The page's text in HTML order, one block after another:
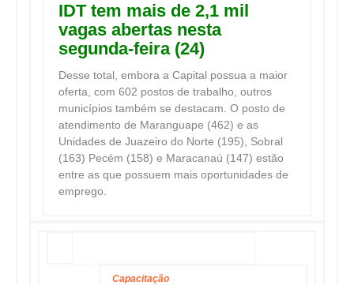
IDT tem mais de 2,1 mil
vagas abertas nesta
segunda-feira (24)
Desse total, embora a Capital possua a maior
oferta, com 602 postos de trabalho, outros
municípios também se destacam. O posto de
atendimento de Maranguape (462) e as
Unidades de Juazeiro do Norte (195), Sobral
(163) Pecém (158) e Maracanaú (147) estão
entre as que possuem mais oportunidades de
emprego.
Capacitação